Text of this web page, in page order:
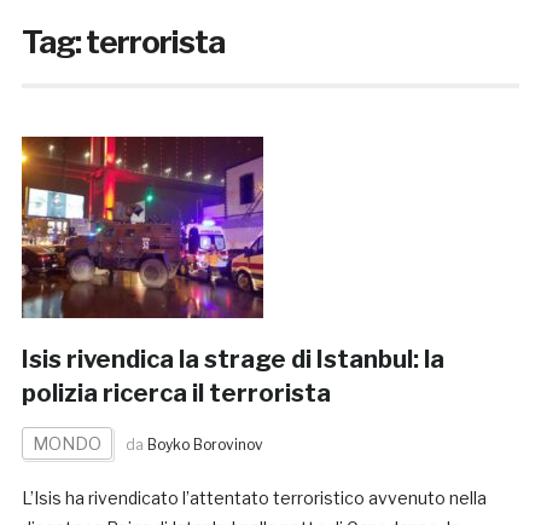
Tag:terrorista
Isis rivendica la strage di Istanbul: la
polizia ricerca il terrorista
MONDO da Boyko Borovinov
L’Isis ha rivendicato l’attentato terroristico avvenuto nella